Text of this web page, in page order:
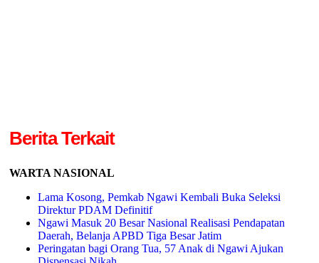
Berita Terkait
WARTA NASIONAL
Lama Kosong, Pemkab Ngawi Kembali Buka Seleksi
Direktur PDAM Definitif
Ngawi Masuk 20 Besar Nasional Realisasi Pendapatan
Daerah, Belanja APBD Tiga Besar Jatim
Peringatan bagi Orang Tua, 57 Anak di Ngawi Ajukan